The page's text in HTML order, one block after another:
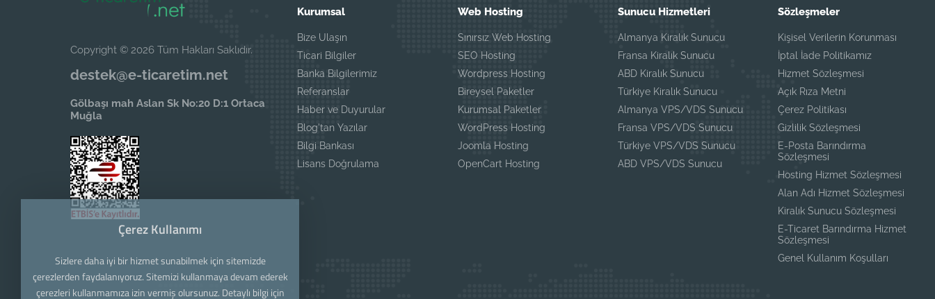
Copyright © 2026 Tüm Hakları Saklıdır.
destek@e-ticaretim.net
Gölbaşı mah Aslan Sk No:20 D:1 Ortaca
Muğla
Kurumsal
Bize Ulaşın
Ticari Bilgiler
Banka Bilgilerimiz
Referanslar
Haber ve Duyurular
Blog'tan Yazılar
Bilgi Bankası
Lisans Doğrulama
Web Hosting
Sınırsız Web Hosting
SEO Hosting
Wordpress Hosting
Bireysel Paketler
Kurumsal Paketler
WordPress Hosting
Joomla Hosting
OpenCart Hosting
Sunucu Hizmetleri
Almanya Kiralık Sunucu
Fransa Kiralık Sunucu
ABD Kiralık Sunucu
Türkiye Kiralık Sunucu
Almanya VPS/VDS Sunucu
Fransa VPS/VDS Sunucu
Türkiye VPS/VDS Sunucu
ABD VPS/VDS Sunucu
Sözleşmeler
Kişisel Verilerin Korunması
İptal İade Politikamız
Hizmet Sözleşmesi
Açık Rıza Metni
Çerez Politikası
Gizlilik Sözleşmesi
E-Posta Barındırma
Sözleşmesi
Hosting Hizmet Sözleşmesi
Alan Adı Hizmet Sözleşmesi
Kiralık Sunucu Sözleşmesi
E-Ticaret Barındırma Hizmet
Sözleşmesi
Genel Kullanım Koşulları
Çerez Kullanımı
Sizlere daha iyi bir hizmet sunabilmek için sitemizde
çerezlerden faydalanıyoruz. Sitemizi kullanmaya devam ederek
çerezleri kullanmamıza izin vermiş olursunuz. Detaylı bilgi için